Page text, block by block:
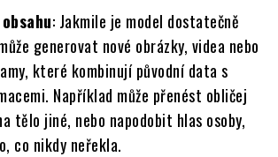
: Jakmile je model dostatečně
generovat nové obrázky, videa nebo
které kombinují původní data s
Například může přenést obličej
tělo jiné, nebo napodobit hlas osoby,
co nikdy neřekla.